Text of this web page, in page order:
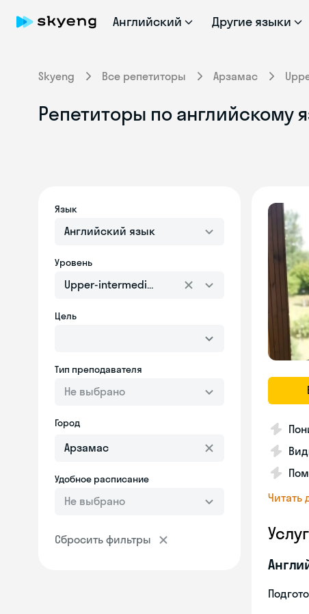
Английский Другие языки
Skyeng Все репетиторы Арзамас
Репетиторы по английскому
Язык
Английский язык
Уровень
Upper-intermediate
Цель
Тип преподавателя
Не выбрано
Город
Удобное расписание
Не выбрано
Сбросить фильтры
Читать